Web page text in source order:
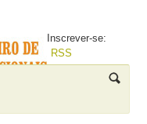
Inscrever-se:
RSS